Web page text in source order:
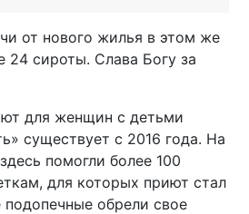
от нового жилья в этом же
24 сироты. Слава Богу за
для женщин с детьми
существует с 2016 года. На
помогли более 100
для которых приют стал
обрели свое